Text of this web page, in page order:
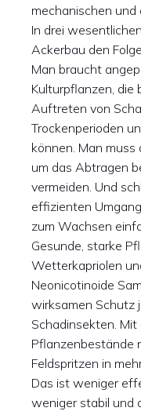
mechanischen
In drei
Ackerbau den
Man braucht
Kulturpflanzen, die
Auftreten von
Trockenperioden
können. Man
um das Abtragen
vermeiden. Und
effizienten
zum Wachsen
Gesunde, starke
Wetterkapriolen
Neonicotinoide
wirksamen Schutz
Schadinsekten.
Pflanzenbestände
Feldspritzen in
Das ist weniger
weniger stabil und